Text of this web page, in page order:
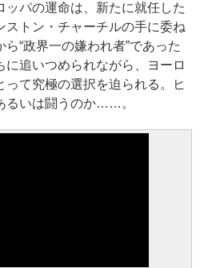
ッパの運命は、新たに就任した
ストン・チャーチルの手に委ね
“政界一の嫌われ者”であった
追いつめられながら、ヨーロ
って究極の選択を迫られる。ヒ
るいは闘うのか……。